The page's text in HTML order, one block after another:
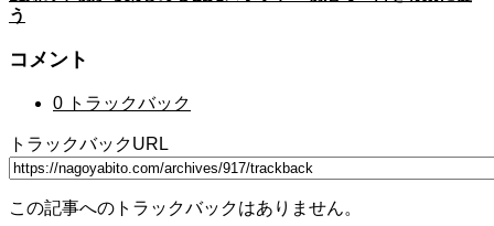
う
コメント
0 トラックバック
トラックバックURL
この記事へのトラックバックはありません。